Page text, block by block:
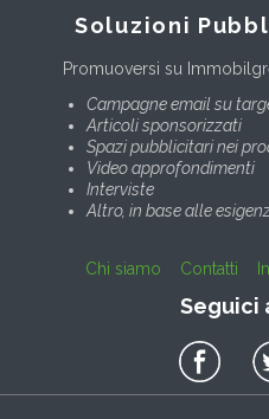
Soluzioni
Promuoversi su
Campagne email su
Articoli sponsorizzati
Spazi pubblicitari nei
Video approfondimenti
Interviste
Altro, in base alle
Chi siamo Contatti
Seguici